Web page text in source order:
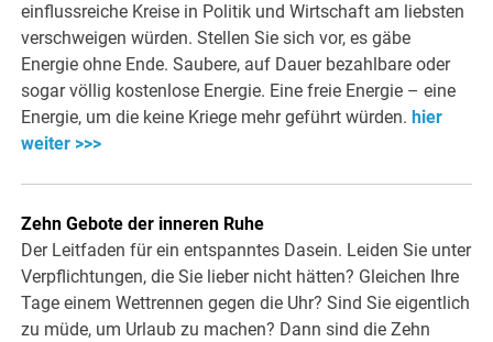
einflussreiche Kreise in Politik und Wirtschaft am liebsten
verschweigen würden. Stellen Sie sich vor, es gäbe
Energie ohne Ende. Saubere, auf Dauer bezahlbare oder
sogar völlig kostenlose Energie. Eine freie Energie – eine
Energie, um die keine Kriege mehr geführt würden. hier
weiter >>>
Zehn Gebote der inneren Ruhe
Der Leitfaden für ein entspanntes Dasein. Leiden Sie unter
Verpflichtungen, die Sie lieber nicht hätten? Gleichen Ihre
Tage einem Wettrennen gegen die Uhr? Sind Sie eigentlich
zu müde, um Urlaub zu machen? Dann sind die Zehn